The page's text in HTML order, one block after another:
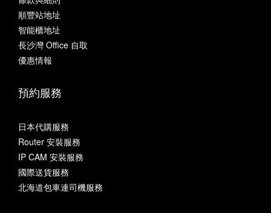
順豐站地址
智能櫃地址
長沙灣 Office 自取
優惠情報
預約服務
日本代購服務
Router 安裝服務
IP CAM 安裝服務
國際送貨服務
北海道包車連司機服務